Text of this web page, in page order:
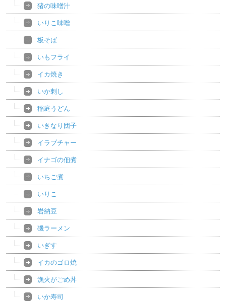
猪の味噌汁
いりこ味噌
板そば
いもフライ
イカ焼き
いか刺し
稲庭うどん
いきなり団子
イラブチャー
イナゴの佃煮
いちご煮
いりこ
岩納豆
磯ラーメン
いぎす
イカのゴロ焼
漁火がごめ丼
いか寿司